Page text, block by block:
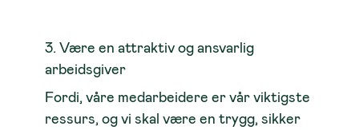
3. Være en attraktiv og ansvarlig
arbeidsgiver
Fordi, våre medarbeidere er vår viktigste
ressurs, og vi skal være en trygg, sikker